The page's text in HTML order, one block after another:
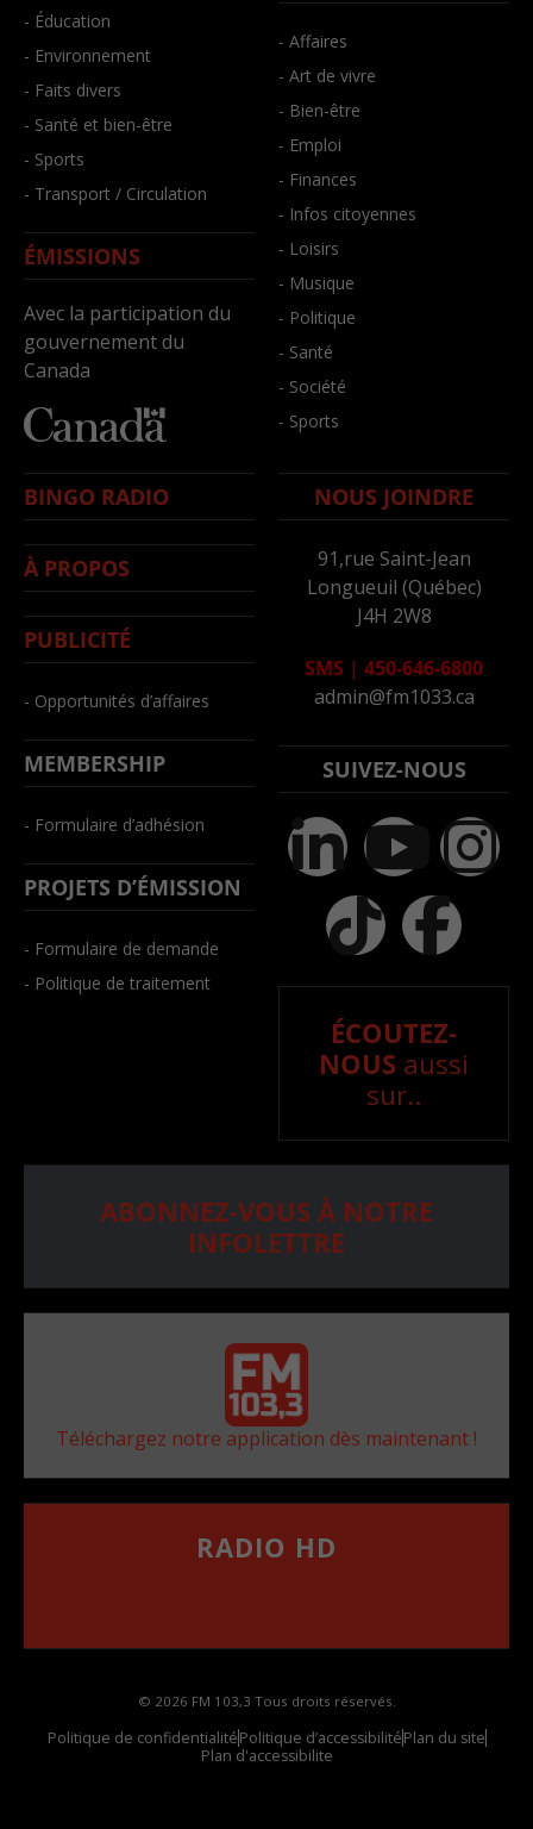
- Éducation
- Environnement
- Faits divers
- Santé et bien-être
- Sports
- Transport / Circulation
ÉMISSIONS
Avec la participation du
gouvernement du
Canada
- Affaires
- Art de vivre
- Bien-être
- Emploi
- Finances
- Infos citoyennes
- Loisirs
- Musique
- Politique
- Santé
- Société
- Sports
BINGO RADIO
À PROPOS
PUBLICITÉ
- Opportunités d’affaires
MEMBERSHIP
- Formulaire d’adhésion
PROJETS D’ÉMISSION
- Formulaire de demande
- Politique de traitement
NOUS JOINDRE
91,rue Saint-Jean
Longueuil (Québec)
J4H 2W8
SMS | 450-646-6800
admin@fm1033.ca
SUIVEZ-NOUS
ÉCOUTEZ-
NOUS aussi
sur..
ABONNEZ-VOUS À NOTRE
INFOLETTRE
Téléchargez notre application dès maintenant !
RADIO HD
© 2026 FM 103,3 Tous droits réservés.
Politique de confidentialitéPolitique d’accessibilitéPlan du site
Plan d'accessibilite